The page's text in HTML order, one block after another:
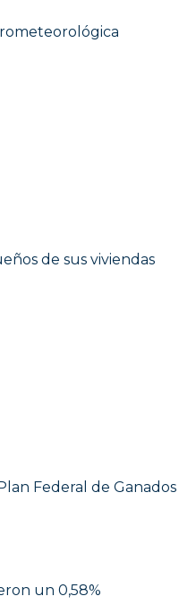
de sus viviendas
Federal de Ganados
un 0,58%